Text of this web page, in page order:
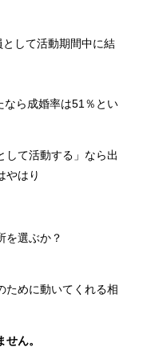
して活動期間中に結
なら成婚率は51％とい
して活動する」なら出
やはり
を選ぶか？
ために動いてくれる相
ん。